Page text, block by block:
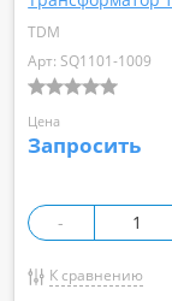
TDM
Арт: SQ1101-1009
Цена
Запросить
-
К сравнению